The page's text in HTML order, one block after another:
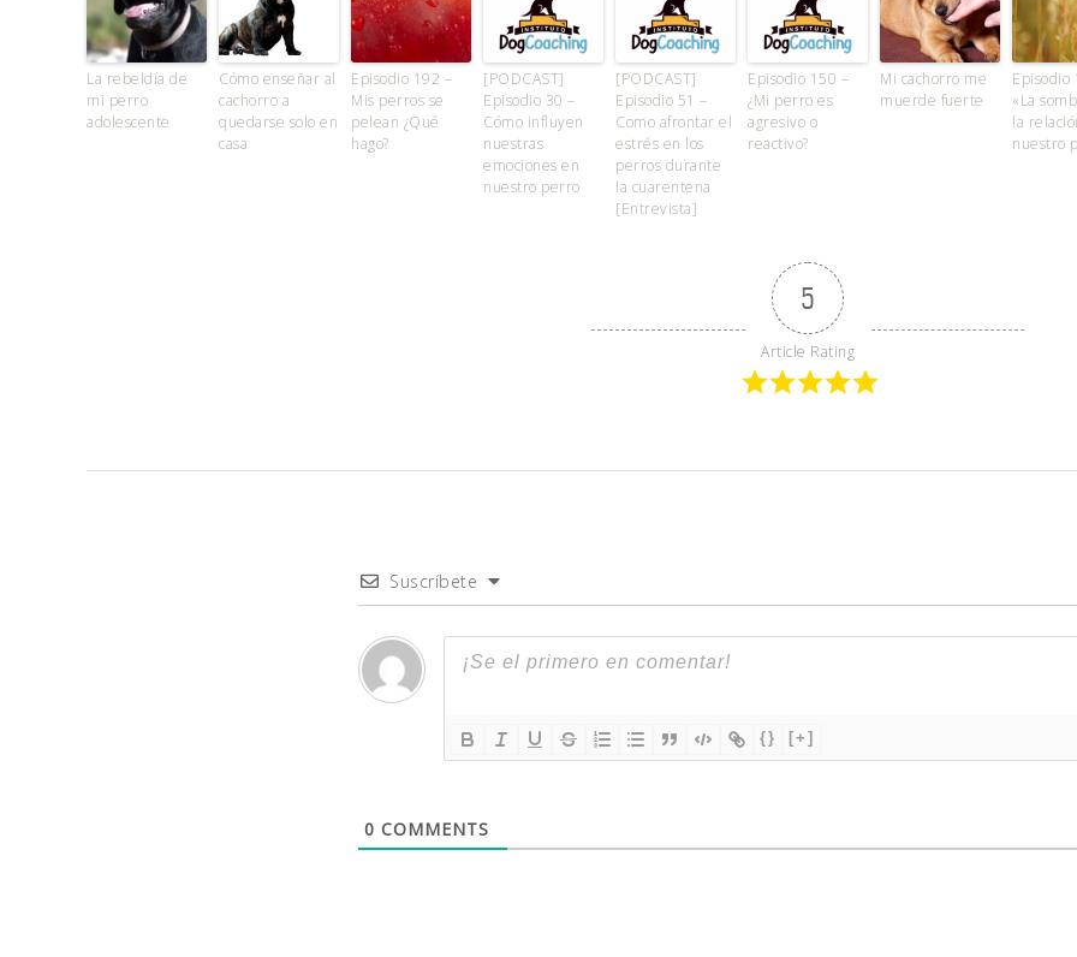
La rebeldía de
mi perro
adolescente
Cómo enseñar al
cachorro a
quedarse solo en
casa
Episodio 192 –
Mis perros se
pelean ¿Qué
hago?
[PODCAST]
Episodio 30 –
Cómo influyen
nuestras
emociones en
nuestro perro
[PODCAST]
Episodio 51 –
Como afrontar el
estrés en los
perros durante
la cuarentena
[Entrevista]
Episodio 150 –
¿Mi perro es
agresivo o
reactivo?
Mi cachorro me
muerde fuerte
Episodio
«La
la
nuestro
5
Article Rating
Suscríbete
{} [+]
0 COMMENTS